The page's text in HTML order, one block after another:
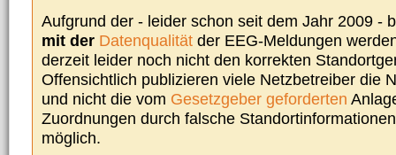
Aufgrund der - leider schon seit dem Jahr 2009 -
mit der Datenqualität der EEG-Meldungen
derzeit leider noch nicht den korrekten
Offensichtlich publizieren viele Netzbetreiber die
und nicht die vom Gesetzgeber geforderten
Zuordnungen durch falsche
möglich.